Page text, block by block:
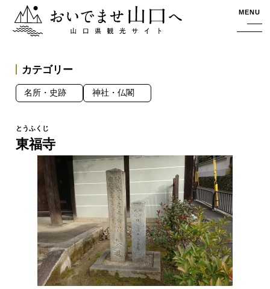
おいでませ山口へー山口県観光サイト MENU
東福寺
カテゴリー
名所・史跡 神社・仏閣